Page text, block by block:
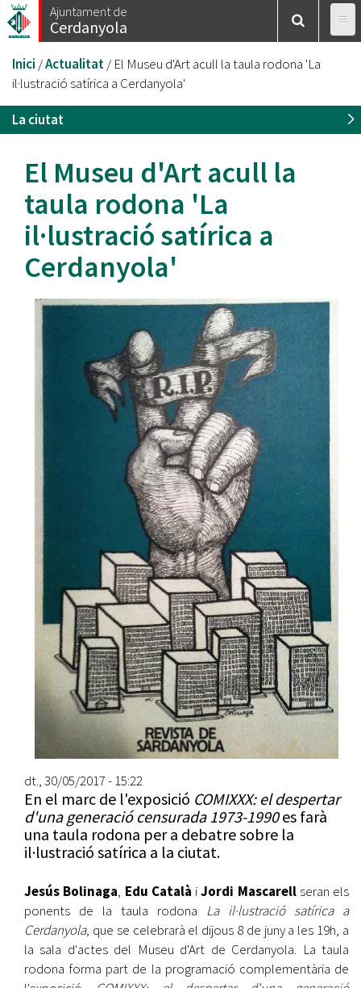
Vés
al
Ajuntament de
Cerdanyola
Esteu
aquí
Inici /Actualitat/ El Museu d'Art acull la taula rodona 'La
il·lustració satírica a Cerdanyola'
La ciutat
El Museu d'Art acull la
taula rodona 'La
il·lustració satírica a
Cerdanyola'
dt., 30/05/2017 - 15:22
En el marc de l'exposició COMIXXX: el despertar
d'una generació censurada 1973-1990es farà
una taula rodona per a debatre sobre la
il·lustració satírica a la ciutat.
Jesús Bolinaga, Edu Català iJordi Mascarellseran els
ponents de la taula rodona La il·lustració satírica a
Cerdanyola, que se celebrarà el dijous 8 de juny a les 19h, a
la sala d'actes del Museu d'Art de Cerdanyola. La taula
rodona forma part de la programació complementària de